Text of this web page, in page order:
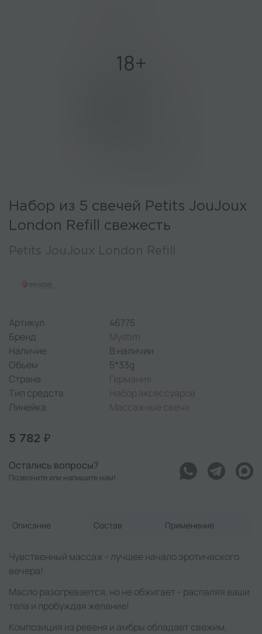
Набор из 5 свечей Petits JouJoux
London Refill свежесть
Petits JouJoux London Refill
Артикул
46775
Бренд
Mystim
Наличие
В наличии
Объем
5*33g
Страна
Германия
Тип средств
Набор аксессуаров
Линейка
Массажные свечи
5 782 ₽
Остались вопросы?
Позвоните или напишите нам!
Описание Состав Применение
Чувственный массаж - лучшее начало эротического
вечера!
Масло разогревается, но не обжигает - распаляя ваши
тела и пробуждая желание!
Композиция из ревеня и амбры обладает свежим,